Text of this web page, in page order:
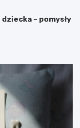
– pomysły